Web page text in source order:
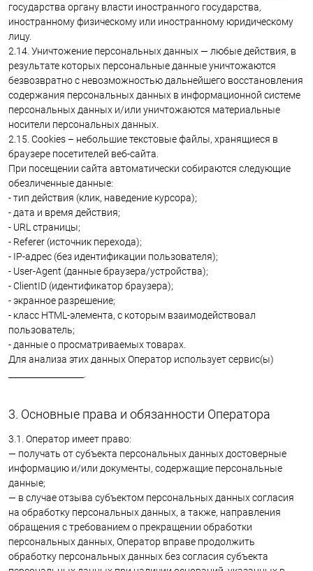
государства органу власти иностранного государства,
иностранному физическому или иностранному юридическому
лицу.
2.14. Уничтожение персональных данных — любые действия, в
результате которых персональные данные уничтожаются
безвозвратно с невозможностью дальнейшего восстановления
содержания персональных данных в информационной системе
персональных данных и/или уничтожаются материальные
носители персональных данных.
2.15. Cookies – небольшие текстовые файлы, хранящиеся в
браузере посетителей веб-сайта.
При посещении сайта автоматически собираются следующие
обезличенные данные:
- тип действия (клик, наведение курсора);
- дата и время действия;
- URL страницы;
- Referer (источник перехода);
- IP-адрес (без идентификации пользователя);
- User-Agent (данные браузера/устройства);
- ClientID (идентификатор браузера);
- экранное разрешение;
- класс HTML-элемента, с которым взаимодействовал
пользователь;
- данные о просматриваемых товарах.
Для анализа этих данных Оператор использует сервис(ы)
3. Основные права и обязанности Оператора
3.1. Оператор имеет право:
— получать от субъекта персональных данных достоверные
информацию и/или документы, содержащие персональные
данные;
— в случае отзыва субъектом персональных данных согласия
на обработку персональных данных, а также, направления
обращения с требованием о прекращении обработки
персональных данных, Оператор вправе продолжить
обработку персональных данных без согласия субъекта